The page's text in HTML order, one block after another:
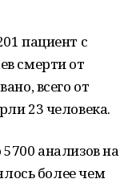
пациент с
смерти от
всего от
23 человека.
анализов на
более чем